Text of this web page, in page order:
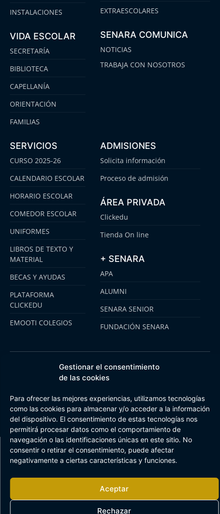
Gestionar el consentimiento
de las cookies
Para ofrecer las mejores experiencias, utilizamos tecnologías
como las cookies para almacenar y/o acceder a la información
del dispositivo. El consentimiento de estas tecnologías nos
permitirá procesar datos como el comportamiento de
navegación o las identificaciones únicas en este sitio. No
consentir o retirar el consentimiento, puede afectar
negativamente a ciertas características y funciones.
Aceptar
Rechazar
INSTALACIONES
VIDA ESCOLAR
SECRETARÍA
BIBLIOTECA
CAPELLANÍA
ORIENTACIÓN
FAMILIAS
EXTRAESCOLARES
SENARA COMUNICA
NOTICIAS
TRABAJA CON NOSOTROS
SERVICIOS
CURSO 2025-26
CALENDARIO ESCOLAR
HORARIO ESCOLAR
COMEDOR ESCOLAR
UNIFORMES
LIBROS DE TEXTO Y
MATERIAL
BECAS Y AYUDAS
PLATAFORMA
CLICKEDU
EMOOTI COLEGIOS
ADMISIONES
Solicita información
Proceso de admisión
ÁREA PRIVADA
Clickedu
Tienda On line
+ SENARA
APA
ALUMNI
SENARA SENIOR
FUNDACIÓN SENARA
Política de cookies
Canal de Información Interna
Buzón Plan Regional